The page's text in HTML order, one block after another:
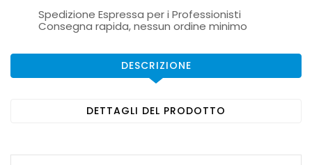
Spedizione Espressa per i Professionisti
Consegna rapida, nessun ordine minimo
DESCRIZIONE
DETTAGLI DEL PRODOTTO